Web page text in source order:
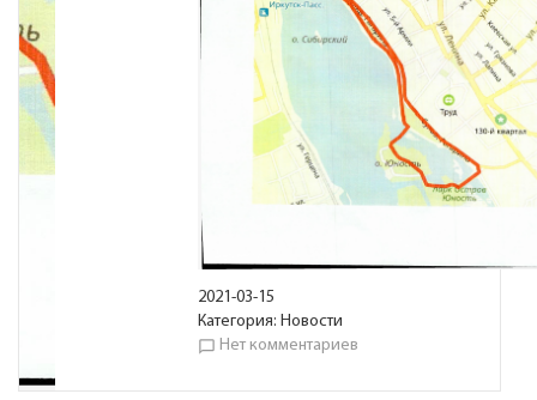
2021-03-15
Категория: Новости
chat_bubble_outline Нет комментариев